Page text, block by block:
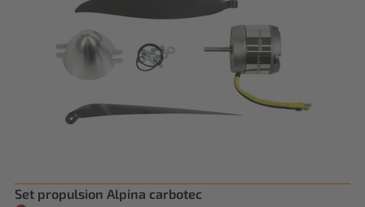
Set propulsion Alpina carbotec